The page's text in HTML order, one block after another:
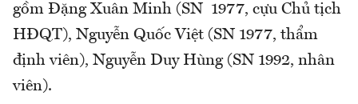
gồm Đặng Xuân Minh (SN 1977, cựu Chủ tịch
HĐQT), Nguyễn Quốc Việt (SN 1977, thẩm
định viên), Nguyễn Duy Hùng (SN 1992, nhân
viên).